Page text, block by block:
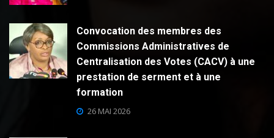
Convocation des membres des
Commissions Administratives de
Centralisation des Votes (CACV) à une
prestation de serment et à une
formation
26 MAI 2026